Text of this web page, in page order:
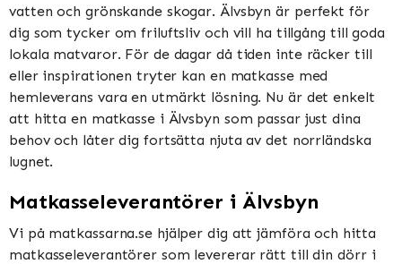
vatten och grönskande skogar. Älvsbyn är perfekt för
dig som tycker om friluftsliv och vill ha tillgång till goda
lokala matvaror. För de dagar då tiden inte räcker till
eller inspirationen tryter kan en matkasse med
hemleverans vara en utmärkt lösning. Nu är det enkelt
att hitta en matkasse i Älvsbyn som passar just dina
behov och låter dig fortsätta njuta av det norrländska
lugnet.
Matkasseleverantörer i Älvsbyn
Vi på matkassarna.se hjälper dig att jämföra och hitta
matkasseleverantörer som levererar rätt till din dörr i